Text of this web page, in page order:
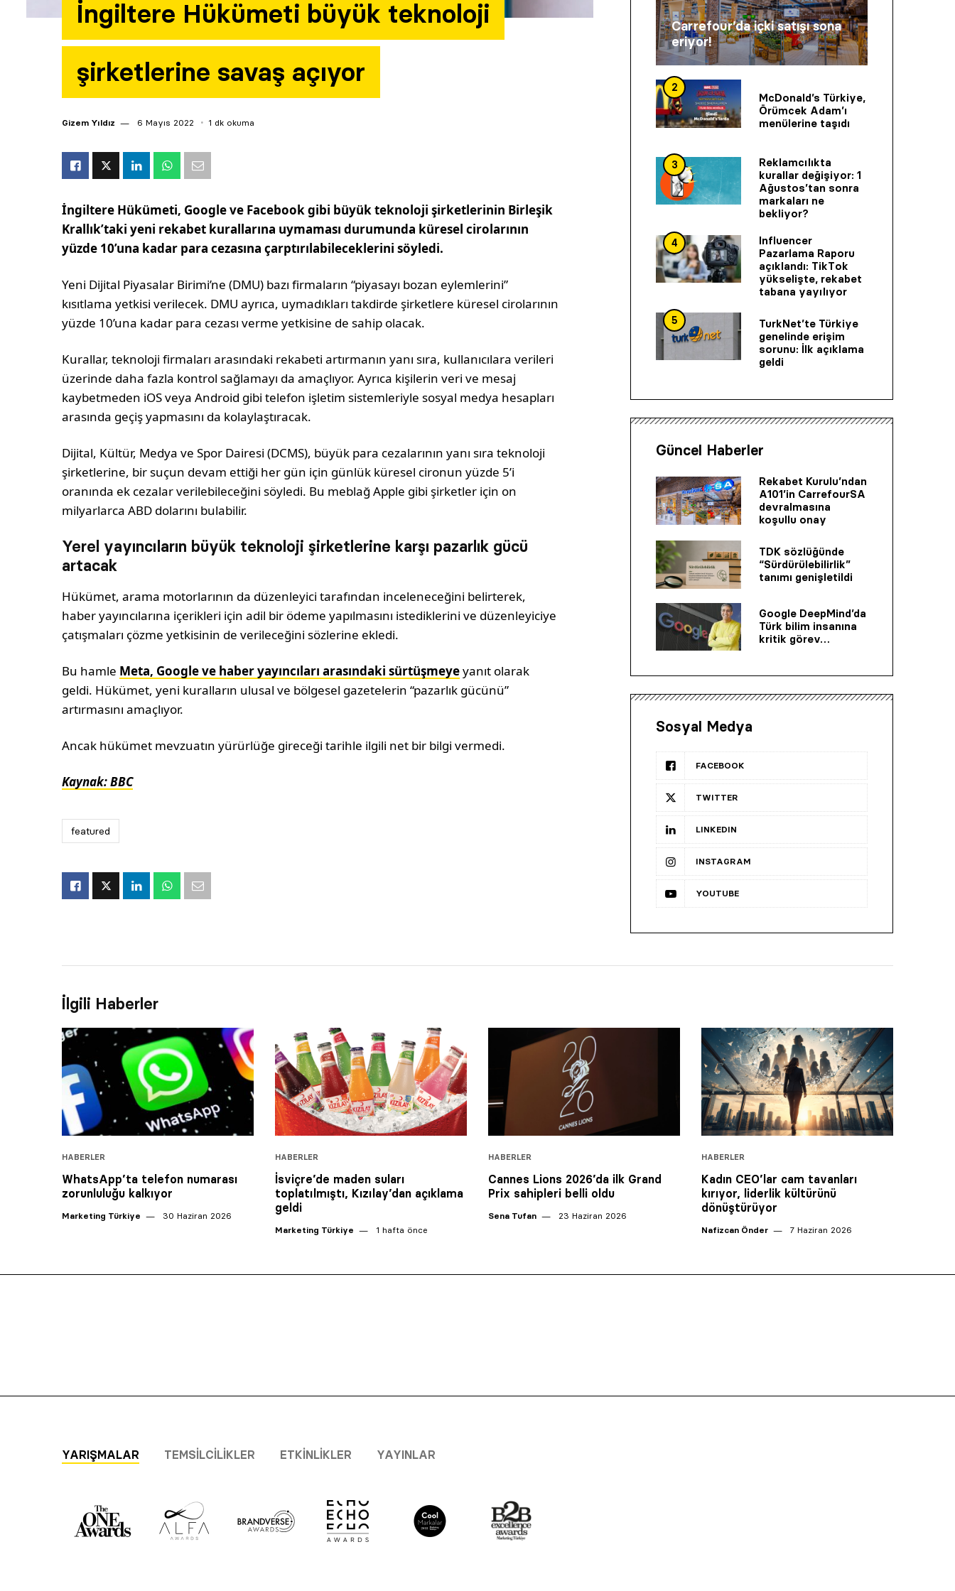
İngiltere Hükümeti büyük teknoloji
şirketlerine savaş açıyor
Gizem Yıldız 6 Mayıs 2022 1 dk okuma
İngiltere Hükümeti, Google ve Facebook gibi büyük teknoloji şirketlerinin Birleşik
Krallık’taki yeni rekabet kurallarına uymaması durumunda küresel cirolarının
yüzde 10’una kadar para cezasına çarptırılabileceklerini söyledi.
Yeni Dijital Piyasalar Birimi’ne (DMU) bazı firmaların “piyasayı bozan eylemlerini”
kısıtlama yetkisi verilecek. DMU ayrıca, uymadıkları takdirde şirketlere küresel cirolarının
yüzde 10’una kadar para cezası verme yetkisine de sahip olacak.
Kurallar, teknoloji firmaları arasındaki rekabeti artırmanın yanı sıra, kullanıcılara verileri
üzerinde daha fazla kontrol sağlamayı da amaçlıyor. Ayrıca kişilerin veri ve mesaj
kaybetmeden iOS veya Android gibi telefon işletim sistemleriyle sosyal medya hesapları
arasında geçiş yapmasını da kolaylaştıracak.
Dijital, Kültür, Medya ve Spor Dairesi (DCMS), büyük para cezalarının yanı sıra teknoloji
şirketlerine, bir suçun devam ettiği her gün için günlük küresel cironun yüzde 5’i
oranında ek cezalar verilebileceğini söyledi. Bu meblağ Apple gibi şirketler için on
milyarlarca ABD dolarını bulabilir.
Yerel yayıncıların büyük teknoloji şirketlerine karşı pazarlık gücü
artacak
Hükümet, arama motorlarının da düzenleyici tarafından inceleneceğini belirterek,
haber yayıncılarına içerikleri için adil bir ödeme yapılmasını istediklerini ve düzenleyiciye
çatışmaları çözme yetkisinin de verileceğini sözlerine ekledi.
Bu hamle Meta, Google ve haber yayıncıları arasındaki sürtüşmeyeyanıt olarak
geldi. Hükümet, yeni kuralların ulusal ve bölgesel gazetelerin “pazarlık gücünü”
artırmasını amaçlıyor.
Ancak hükümet mevzuatın yürürlüğe gireceği tarihle ilgili net bir bilgi vermedi.
Kaynak: BBC
featured
Carrefour’da içki satışı sona
eriyor!
2
McDonald’s Türkiye,
Örümcek Adam’ı
menülerine taşıdı
3
Reklamcılıkta
kurallar değişiyor: 1
Ağustos’tan sonra
markaları ne
bekliyor?
4
Influencer
Pazarlama Raporu
açıklandı: TikTok
yükselişte, rekabet
tabana yayılıyor
5
TurkNet’te Türkiye
genelinde erişim
sorunu: İlk açıklama
geldi
Güncel Haberler
Rekabet Kurulu’ndan
A101’in CarrefourSA
devralmasına
koşullu onay
TDK sözlüğünde
“Sürdürülebilirlik”
tanımı genişletildi
Google DeepMind’da
Türk bilim insanına
kritik görev…
Sosyal Medya
FACEBOOK
TWITTER
LINKEDIN
INSTAGRAM
YOUTUBE
İlgili Haberler
HABERLER
WhatsApp’ta telefon numarası
zorunluluğu kalkıyor
Marketing Türkiye 30 Haziran 2026
HABERLER
İsviçre’de maden suları
toplatılmıştı, Kızılay’dan açıklama
geldi
Marketing Türkiye 1 hafta önce
HABERLER
Cannes Lions 2026’da ilk Grand
Prix sahipleri belli oldu
Sena Tufan 23 Haziran 2026
HABERLER
Kadın CEO’lar cam tavanları
kırıyor, liderlik kültürünü
dönüştürüyor
Nafizcan Önder 7 Haziran 2026
YARIŞMALAR TEMSILCILIKLER ETKINLIKLER YAYINLAR